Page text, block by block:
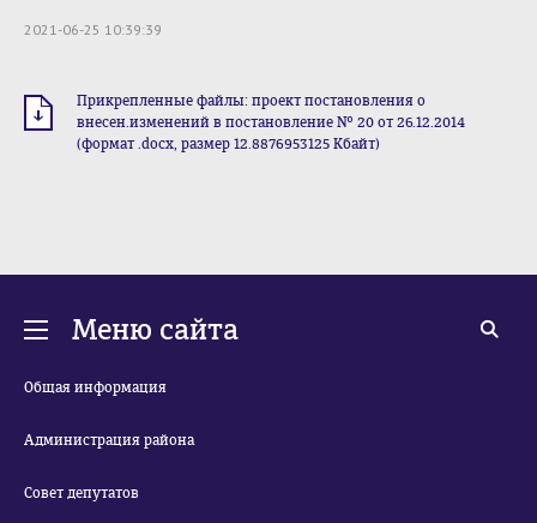
2021-06-25 10:39:39
Прикрепленные файлы: проект постановления о
внесен.изменений в постановление № 20 от 26.12.2014
(формат .docx, размер 12.8876953125 Кбайт)
Меню сайта
Общая информация
Администрация района
Совет депутатов